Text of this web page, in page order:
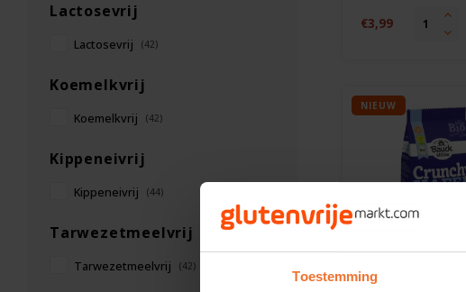
Toestemming
Lactosevrij
Lactosevrij (42)
Koemelkvrij
Koemelkvrij (42)
Kippeneivrij
Kippeneivrij (44)
Tarwezetmeelvrij
Tarwezetmeelvrij (42)
€3,99
NIEUW